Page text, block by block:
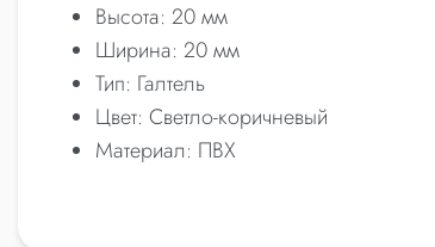
Высота: 20 мм
Ширина: 20 мм
Тип: Галтель
Цвет: Светло-коричневый
Материал: ПВХ